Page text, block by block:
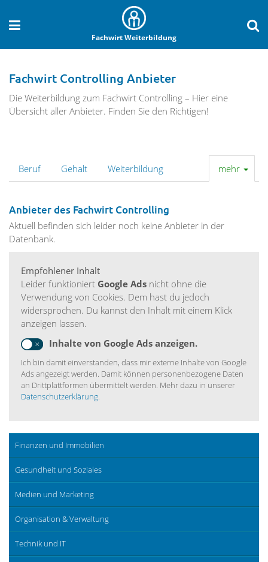
Fachwirt Weiterbildung
Fachwirt Controlling Anbieter
Die Weiterbildung zum Fachwirt Controlling – Hier eine
Übersicht aller Anbieter. Finden Sie den Richtigen!
mehr
Beruf Gehalt Weiterbildung
Anbieter des Fachwirt Controlling
Aktuell befinden sich leider noch keine Anbieter in der
Datenbank.
Empfohlener Inhalt
Leider funktioniert Google Ads nicht ohne die
Verwendung von Cookies. Dem hast du jedoch
widersprochen. Du kannst den Inhalt mit einem Klick
anzeigen lassen.
Inhalte von Google Ads anzeigen.
Ich bin damit einverstanden, dass mir externe Inhalte von Google
Ads angezeigt werden. Damit können personenbezogene Daten
an Drittplattformen übermittelt werden. Mehr dazu in unserer
Datenschutzerklärung.
Finanzen und Immobilien
Gesundheit und Soziales
Medien und Marketing
Organisation & Verwaltung
Technik und IT